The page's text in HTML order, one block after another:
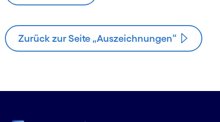
Zurück zur Seite „Auszeichnungen“